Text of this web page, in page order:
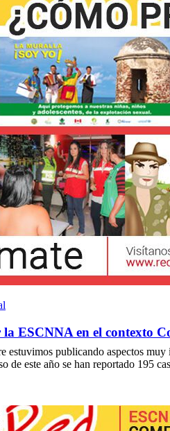
ESCNNA en el contexto
estuvimos publicando aspectos
de este año se han reportado 195